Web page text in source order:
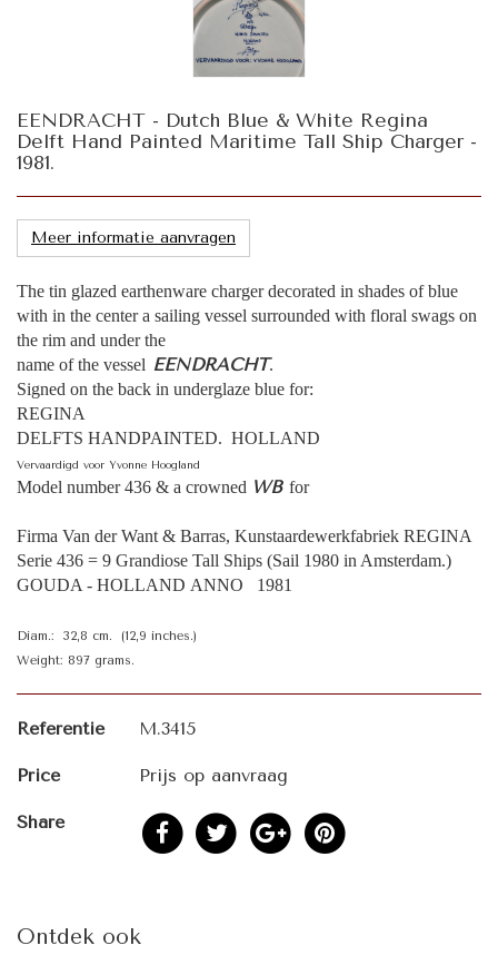
EENDRACHT - Dutch Blue & White Regina
Delft Hand Painted Maritime Tall Ship Charger -
1981.
Meer informatie aanvragen
The tin glazed earthenware charger decorated in shades of blue
with in the center a sailing vessel surrounded with floral swags on
the rim and under the
name of the vessel EENDRACHT.
Signed on the back in underglaze blue for:
REGINA
DELFTS HANDPAINTED. HOLLAND
Vervaardigd voor Yvonne Hoogland
Model number 436 & a crowned WB for
Firma Van der Want & Barras, Kunstaardewerkfabriek REGINA
Serie 436 = 9 Grandiose Tall Ships (Sail 1980 in Amsterdam.)
GOUDA - HOLLAND ANNO 1981
Diam.: 32,8 cm. (12,9 inches.)
Weight: 897 grams.
Referentie M.3415
Price Prijs op aanvraag
Share
Ontdek ook